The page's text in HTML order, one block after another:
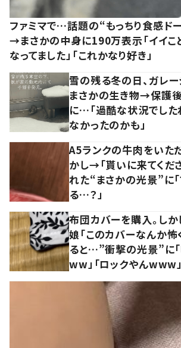
ファミマで…話題の“もっちり食感ド
→まさかの中身に190万表示「イイこ
なってました」「これかなり好き」
雪の残る冬の日、ガレ
まさかの生き物→保護
に…「過酷な状況でした
なかったのかも」
A5ランクの牛肉をいた
かし→「貰いに来てくださ
れた“まさかの光景”に
る…？」
布団カバーを購入。し
娘「このカバーなんか怖
ると…”衝撃の光景”に
ww」「ロックやんwww」